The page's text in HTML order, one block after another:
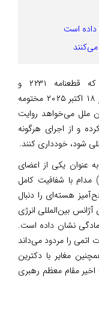
داده است
می‌کنند
این بیانیه می‌افزاید: ایران تکرار می‌کند که قطعنامه ۲۲۳۱ و
محدودیت‌های مرتبط با آن باید در تاریخ مقرر ۱۸ اکتبر ۲۰۲۵ مختومه
ملل می‌خواهد روایت
و از اجرای هرگونه
شود، خودداری کنند.
عنوان یکی از اعضای
با شفافیت کامل
هسته‌ای را دنبال
بین‌المللی انرژی
نشان داده است.
اتمی را مردود می‌داند
مغایر با دکترین
مقام معظم رهبری